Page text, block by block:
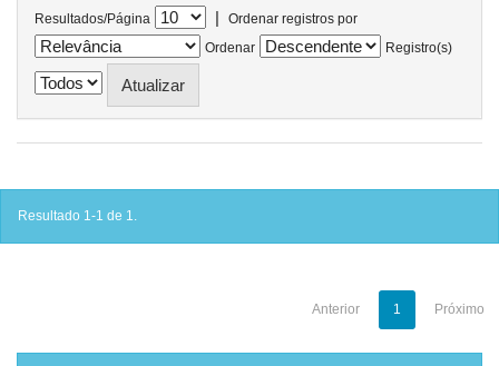
Resultados/Página |
Ordenar registros por
Ordenar
Registro(s)
Resultado 1-1 de 1.
Anterior 1 Próximo